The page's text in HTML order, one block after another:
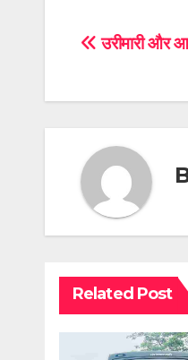
Post
उरीमारी और
Related Post